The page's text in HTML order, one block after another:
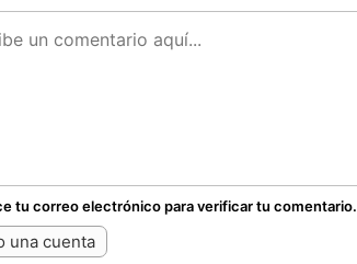
tu correo electrónico para verificar tu comentario.
una cuenta